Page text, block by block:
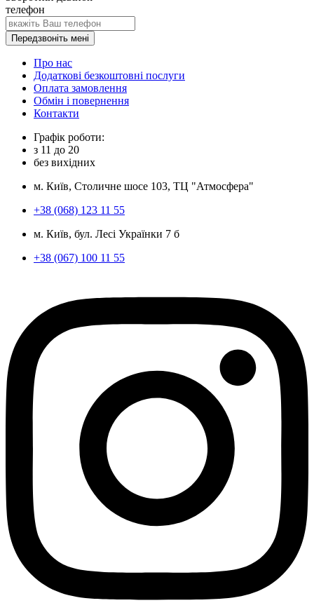
телефон
Передзвоніть мені
Про нас
Додаткові безкоштовні послуги
Оплата замовлення
Обмін і повернення
Контакти
Графік роботи:
з 11 до 20
без вихідних
м. Київ, Столичне шосе 103, ТЦ "Атмосфера"
+38 (068) 123 11 55
м. Київ, бул. Лесі Українки 7 б
+38 (067) 100 11 55